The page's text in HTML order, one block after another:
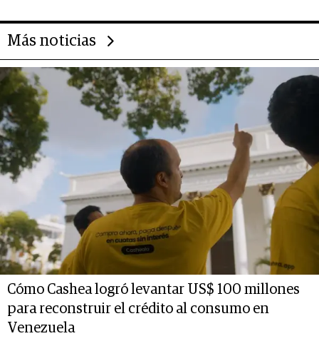
Más noticias
Cómo Cashea logró levantar US$ 100 millones
para reconstruir el crédito al consumo en
Venezuela